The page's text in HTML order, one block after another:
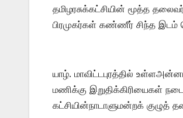
தமிழரசுக்கட்சியின் மூத்த
பிரமுகர்கள் கண்ணீர் சிந்த இடம்
யாழ். மாவிட்டபுரத்தில்
மணிக்கு இறுதிக்கிரியைகள்
கட்சியின்நாடாளுமன்றக்